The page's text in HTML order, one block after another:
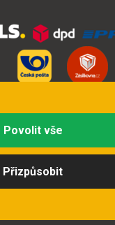
Přizpůsobit
Povolit vše